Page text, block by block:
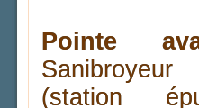
Pointe
(station